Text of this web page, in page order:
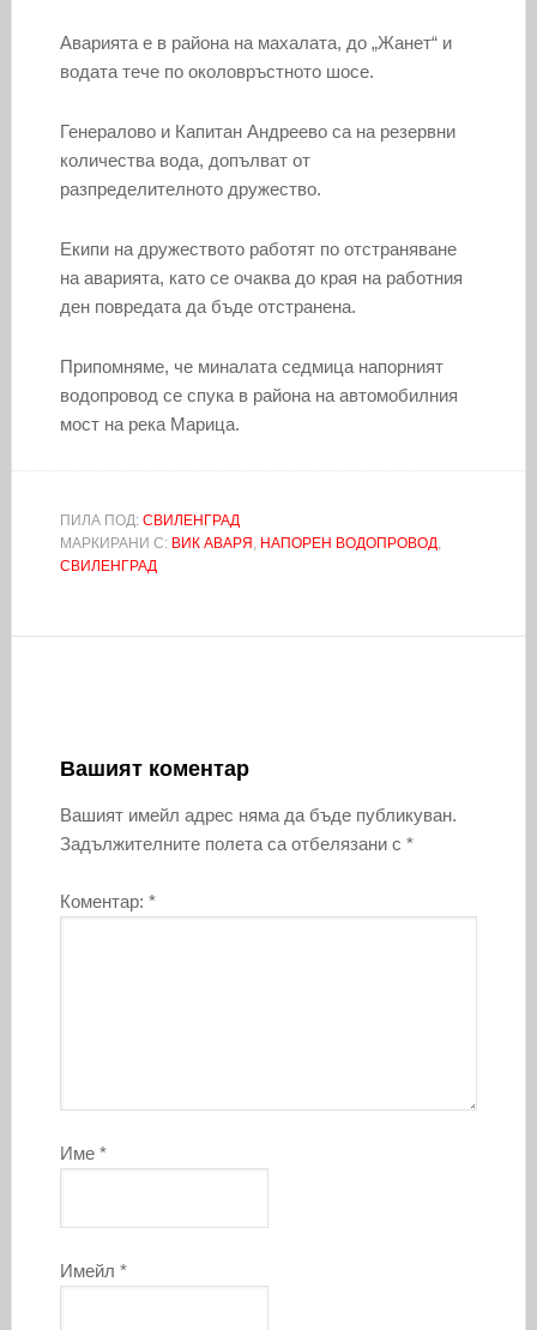
Аварията е в района на махалата, до „Жанет“ и
водата тече по околовръстното шосе.
Генералово и Капитан Андреево са на резервни
количества вода, допълват от
разпределителното дружество.
Екипи на дружеството работят по отстраняване
на аварията, като се очаква до края на работния
ден повредата да бъде отстранена.
Припомняме, че миналата седмица напорният
водопровод се спука в района на автомобилния
мост на река Марица.
ПИЛА ПОД: СВИЛЕНГРАД
МАРКИРАНИ С: ВИК АВАРЯ , НАПОРЕН ВОДОПРОВОД,
СВИЛЕНГРАД
Вашият коментар
Вашият имейл адрес няма да бъде публикуван.
Задължителните полета са отбелязани с *
Коментар: *
Име *
Имейл *